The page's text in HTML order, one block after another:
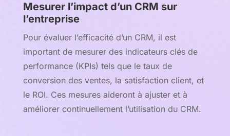
Mesurer l’impact d’un CRM sur
l’entreprise
Pour évaluer l’efficacité d’un CRM, il est
important de mesurer des indicateurs clés de
performance (KPIs) tels que le taux de
conversion des ventes, la satisfaction client, et
le ROI. Ces mesures aideront à ajuster et à
améliorer continuellement l’utilisation du CRM.